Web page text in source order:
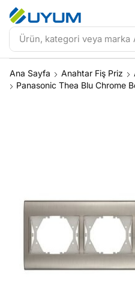
Ürün, kategori veya marka
Ana Sayfa Anahtar Fiş Priz
Panasonic Thea Blu Chrome